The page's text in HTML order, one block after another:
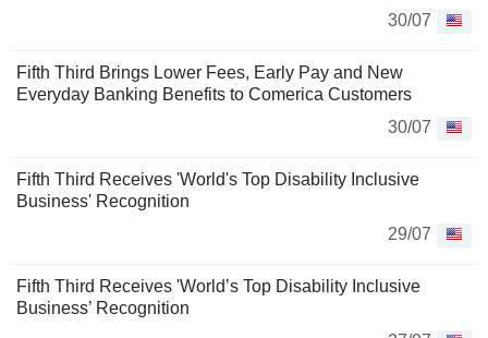
30/07
Fifth Third Brings Lower Fees, Early Pay and New
Everyday Banking Benefits to Comerica Customers
30/07
Fifth Third Receives 'World's Top Disability Inclusive
Business' Recognition
29/07
Fifth Third Receives 'World’s Top Disability Inclusive
Business’ Recognition